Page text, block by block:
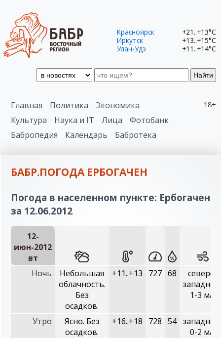
Найти
Красноярск
+21..+13°C
Иркутск
+13..+15°C
Улан-Удэ
+11..+14°C
18+
Главная Политика
Экономика
Культура
Наука и IT Лица
Фотобанк
Бабропедия
Календарь Бабротека
БАБР.ПОГОДА ЕРБОГАЧЕН
Погода в населенном пункте: Ербогачен
за 12.06.2012
12-
июн-2012
вт
Ночь
Небольшая
облачность.
Без
осадков.
+11..+13 727 68
северо-
1-3 м/с
Утро
Ясно. Без
осадков.
+16..+18 728 54
0-2 м/с